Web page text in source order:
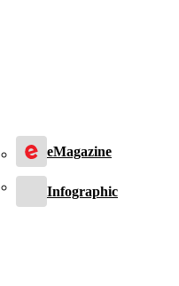
eMagazine
Infographic